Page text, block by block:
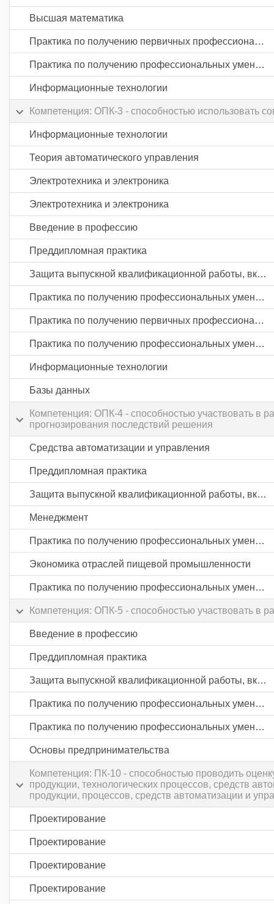
Высшая математика
Практика по получению первичных профессиональных умений и навыков, в том числе первичных умений и навыков научно-исследовательской деятельности
Практика по получению профессиональных умений и опыта профессиональной деятельности
Информационные технологии
Компетенция: ОПК-3 - способностью использовать
Информационные технологии
Теория автоматического управления
Электротехника и электроника
Электротехника и электроника
Введение в профессию
Преддипломная практика
Защита выпускной квалификационной работы, включая подготовку к процедуре защиты и процедуру защиты
Практика по получению профессиональных умений и опыта профессиональной деятельности
Практика по получению первичных профессиональных умений и навыков, в том числе первичных умений и навыков научно-исследовательской деятельности
Практика по получению профессиональных умений и опыта профессиональной деятельности
Информационные технологии
Базы данных
Компетенция: ОПК-4 - способностью участвовать в
прогнозирования последствий решения
Средства автоматизации и управления
Преддипломная практика
Защита выпускной квалификационной работы, включая подготовку к процедуре защиты и процедуру защиты
Менеджмент
Практика по получению профессиональных умений и опыта профессиональной деятельности
Экономика отраслей пищевой промышленности
Практика по получению профессиональных умений и опыта профессиональной деятельности
Компетенция: ОПК-5 - способностью участвовать в
Введение в профессию
Преддипломная практика
Защита выпускной квалификационной работы, включая подготовку к процедуре защиты и процедуру защиты
Практика по получению профессиональных умений и опыта профессиональной деятельности
Практика по получению профессиональных умений и опыта профессиональной деятельности
Основы предпринимательства
Компетенция: ПК-10 - способностью проводить
продукции, технологических процессов, средств
продукции, процессов, средств автоматизации и
Проектирование
Проектирование
Проектирование
Проектирование